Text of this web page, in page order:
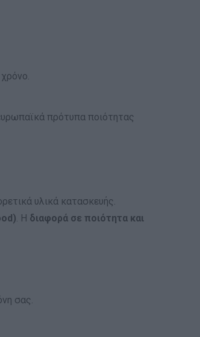
πρότυπα ποιότητας
υλικά κατασκευής.
. Η διαφορά σε ποιότητα και
σας.